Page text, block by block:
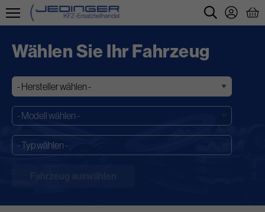
Direkt
Inhalt
Wählen Sie Ihr Fahrzeug